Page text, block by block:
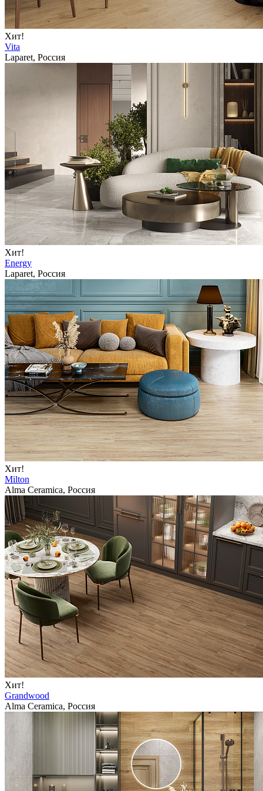
Хит!
Vita
Laparet, Россия
Хит!
Energy
Laparet, Россия
Хит!
Milton
Alma Ceramica, Россия
Хит!
Grandwood
Alma Ceramica, Россия